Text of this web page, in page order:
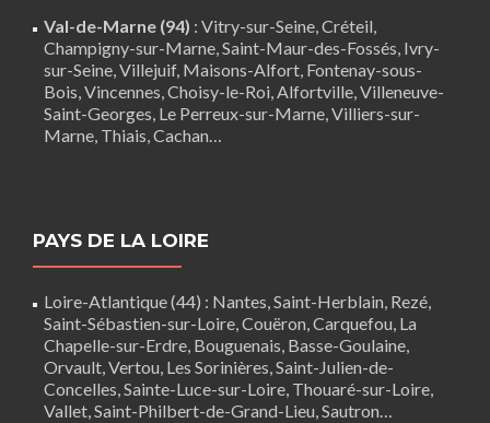
Val-de-Marne (94) : Vitry-sur-Seine,Créteil,
Champigny-sur-Marne, Saint-Maur-des-Fossés, Ivry-
sur-Seine, Villejuif, Maisons-Alfort, Fontenay-sous-
Bois,Vincennes, Choisy-le-Roi, Alfortville, Villeneuve-
Saint-Georges, Le Perreux-sur-Marne, Villiers-sur-
Marne, Thiais, Cachan…
PAYS DE LA LOIRE
Loire-Atlantique (44) : Nantes,Saint-Herblain, Rezé,
Saint-Sébastien-sur-Loire,Couëron,Carquefou, La
Chapelle-sur-Erdre, Bouguenais, Basse-Goulaine,
Orvault,Vertou, Les Sorinières,Saint-Julien-de-
Concelles,Sainte-Luce-sur-Loire, Thouaré-sur-Loire,
Vallet, Saint-Philbert-de-Grand-Lieu, Sautron…